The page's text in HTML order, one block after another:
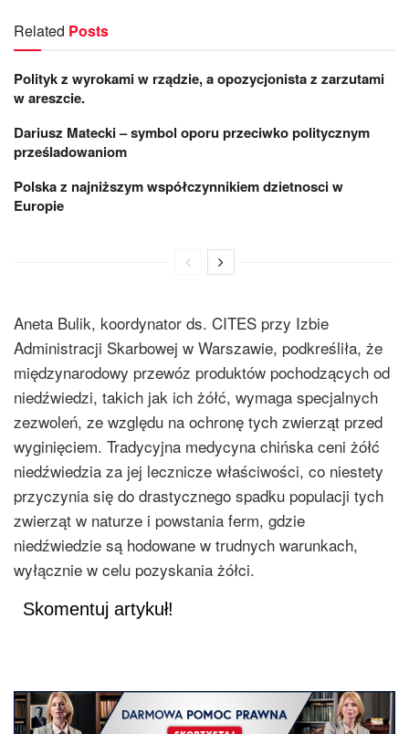
Related Posts
Polityk z wyrokami w rządzie, a opozycjonista z zarzutami
w areszcie.
Dariusz Matecki – symbol oporu przeciwko politycznym
prześladowaniom
Polska z najniższym współczynnikiem dzietnosci w
Europie
Aneta Bulik, koordynator ds. CITES przy Izbie
Administracji Skarbowej w Warszawie, podkreśliła, że
międzynarodowy przewóz produktów pochodzących od
niedźwiedzi, takich jak ich żółć, wymaga specjalnych
zezwoleń, ze względu na ochronę tych zwierząt przed
wyginięciem. Tradycyjna medycyna chińska ceni żółć
niedźwiedzia za jej lecznicze właściwości, co niestety
przyczynia się do drastycznego spadku populacji tych
zwierząt w naturze i powstania ferm, gdzie
niedźwiedzie są hodowane w trudnych warunkach,
wyłącznie w celu pozyskania żółci.
Skomentuj artykuł!